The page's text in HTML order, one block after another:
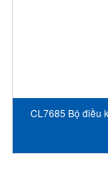
CL7685 Bộ điều